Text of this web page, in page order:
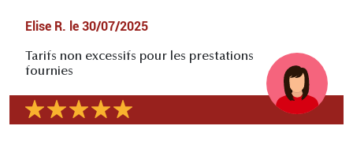
Elise R. le 30/07/2025
Tarifs non excessifs pour les prestations
fournies